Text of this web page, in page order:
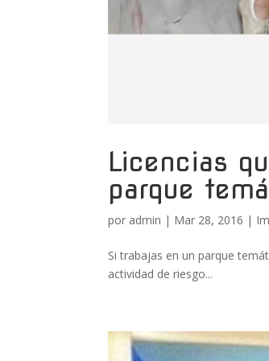
Licencias
parque
por admin | Mar 28, 2016 |
Si trabajas en un parque
actividad de riesgo...